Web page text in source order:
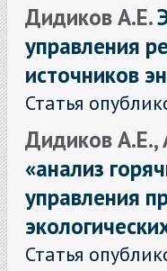
Дидиков А.Е.
управления
источников
Статья
Дидиков А.Е.,
«анализ
управления
Статья